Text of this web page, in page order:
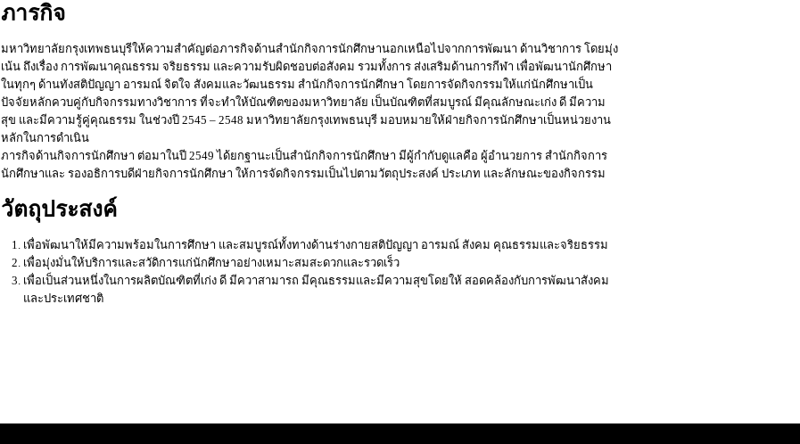
ภารกิจ
มหาวิทยาลัยกรุงเทพธนบุรีให้ความสำคัญต่อภารกิจด้านสำนักกิจการนักศึกษานอกเหนือไปจากการพัฒนา ด้านวิชาการ โดยมุ่ง
เน้น ถึงเรื่อง การพัฒนาคุณธรรม จริยธรรม และความรับผิดชอบต่อสังคม รวมทั้งการ ส่งเสริมด้านการกีฬา เพื่อพัฒนานักศึกษา
ในทุกๆ ด้านทังสติปัญญา อารมณ์ จิตใจ สังคมและวัฒนธรรม สำนักกิจการนักศึกษา โดยการจัดกิจกรรมให้แก่นักศึกษาเป็น
ปัจจัยหลักควบคู่กับกิจกรรมทางวิชาการ ที่จะทำให้บัณฑิตของมหาวิทยาลัย เป็นบัณฑิตที่สมบูรณ์ มีคุณลักษณะเก่ง ดี มีความ
สุข และมีความรู้คู่คุณธรรม ในช่วงปี 2545 – 2548 มหาวิทยาลัยกรุงเทพธนบุรี มอบหมายให้ฝ่ายกิจการนักศึกษาเป็นหน่วยงาน
หลักในการดำเนิน
ภารกิจด้านกิจการนักศึกษา ต่อมาในปี 2549 ได้ยกฐานะเป็นสำนักกิจการนักศึกษา มีผู้กำกับดูแลคือ ผู้อำนวยการ สำนักกิจการ
นักศึกษาและ รองอธิการบดีฝ่ายกิจการนักศึกษา ให้การจัดกิจกรรมเป็นไปตามวัตถุประสงค์ ประเภท และลักษณะของกิจกรรม
วัตถุประสงค์
เพื่อพัฒนาให้มีความพร้อมในการศึกษา และสมบูรณ์ทั้งทางด้านร่างกายสติปัญญา อารมณ์ สังคม คุณธรรมและจริยธรรม
เพื่อมุ่งมั่นให้บริการและสวัดิการแก่นักศึกษาอย่างเหมาะสมสะดวกและรวดเร็ว
เพื่อเป็นส่วนหนึ่งในการผลิตบัณฑิตที่เก่ง ดี มีควาสามารถ มีคุณธรรมและมีความสุขโดยให้ สอดคล้องกับการพัฒนาสังคม
และประเทศชาติ